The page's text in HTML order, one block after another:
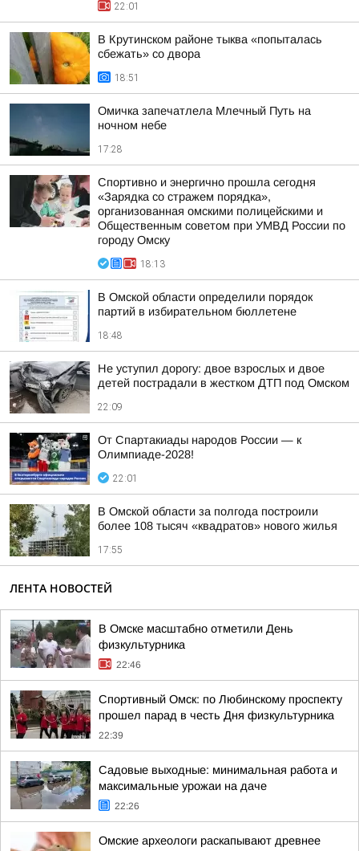
22:01
В Крутинском районе тыква «попыталась
сбежать» со двора
18:51
Омичка запечатлела Млечный Путь на
ночном небе
17:28
Спортивно и энергично прошла сегодня
«Зарядка со стражем порядка»,
организованная омскими полицейскими и
Общественным советом при УМВД России по
городу Омску
18:13
В Омской области определили порядок
партий в избирательном бюллетене
18:48
Не уступил дорогу: двое взрослых и двое
детей пострадали в жестком ДТП под Омском
22:09
От Спартакиады народов России — к
Олимпиаде-2028!
22:01
В Омской области за полгода построили
более 108 тысяч «квадратов» нового жилья
17:55
ЛЕНТА НОВОСТЕЙ
В Омске масштабно отметили День
физкультурника
22:46
Спортивный Омск: по Любинскому проспекту
прошел парад в честь Дня физкультурника
22:39
Садовые выходные: минимальная работа и
максимальные урожаи на даче
22:26
Омские археологи раскапывают древнее